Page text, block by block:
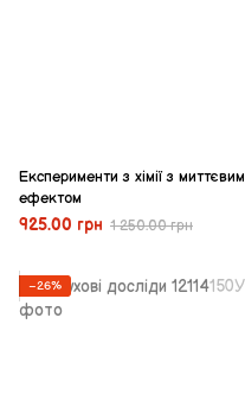
Експерименти з хімії з миттєвим
ефектом
925.00 грн 1 250.00 грн
−26%